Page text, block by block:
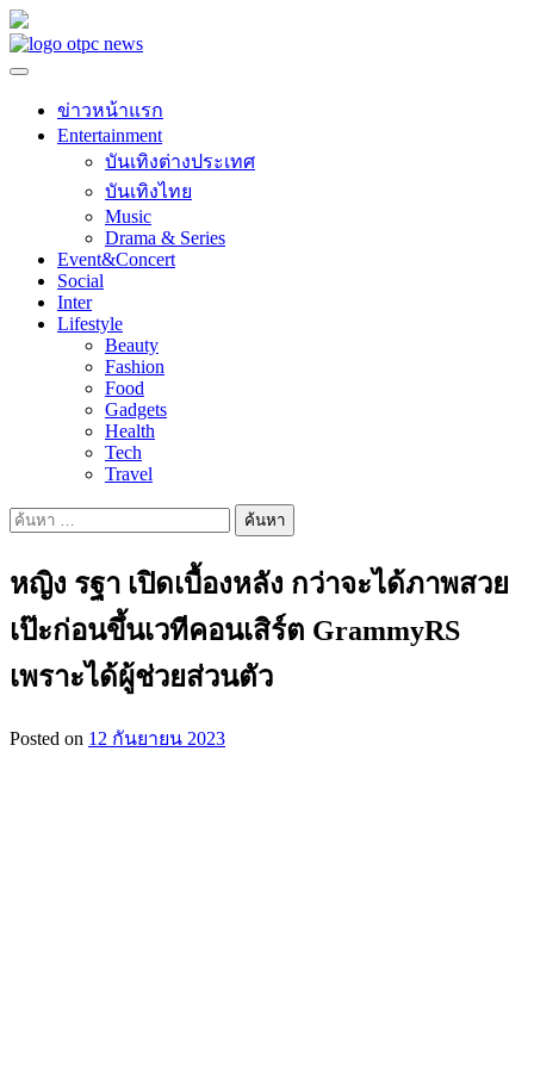
Skip
to
ข่าวหน้าแรก
Entertainment
บันเทิงต่างประเทศ
บันเทิงไทย
Music
Drama & Series
Event&Concert
Social
Inter
Lifestyle
Beauty
Fashion
Food
Gadgets
Health
Tech
Travel
ค้นหา
หญิง รฐา เปิดเบื้องหลัง กว่าจะได้ภาพสวย
เป๊ะก่อนขึ้นเวทีคอนเสิร์ต GrammyRS
เพราะได้ผู้ช่วยส่วนตัว
Posted on 12 กันยายน 2023